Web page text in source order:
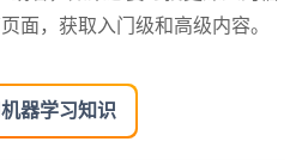
面，获取入门级和高级内容。
器学习知识